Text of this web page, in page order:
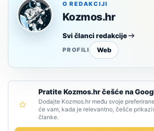
O REDAKCIJI
Kozmos.hr
Svi članci redakcije
PROFILI Web
Pratite Kozmos.hr češće na
Dodajte Kozmos.hr među svoje
će vam, kada je relevantno, češće
članke.